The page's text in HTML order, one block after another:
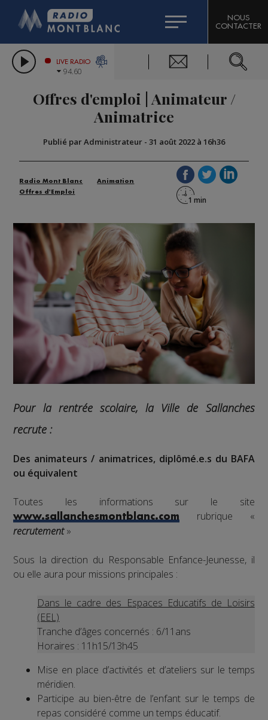
LES CHRONIQUES DE L'EXPERT
CITIZEN MACHINERY
GRAND MASSIF DOMAINES SKIABLES
BIGARD
COMPAGNIE DU MONT-BLANC
NOUS
CONTACTER
LIVE RADIO
94.60
Offres d'emploi | Animateur /
Animatrice
Publié par Administrateur - 31 août 2022 à 16h36
Radio Mont Blanc
Animation
Offres d'Emploi
Pour la rentrée scolaire, la Ville de Sallanches
recrute :
Des animateurs / animatrices, diplômé.e.s du BAFA
ou équivalent
Toutes les informations sur le site
www.sallanchesmontblanc.com
rubrique «
recrutement »
Sous la direction du Responsable Enfance-Jeunesse, il
ou elle aura pour missions principales :
Dans le cadre des Espaces Educatifs de Loisirs
(EEL)
Tranche d’âges concernés : 6/11ans
Horaires : 11h15/13h45
Mise en place d’activités et d’ateliers sur le temps
méridien.
Participe au bien-être de l’enfant sur le temps de
repas considéré comme un temps éducatif.